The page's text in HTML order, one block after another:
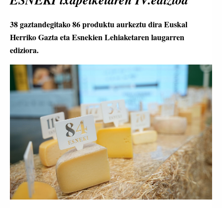
38 gaztandegitako 86 produktu aurkeztu dira Euskal
Herriko Gazta eta Esnekien Lehiaketaren laugarren
ediziora.